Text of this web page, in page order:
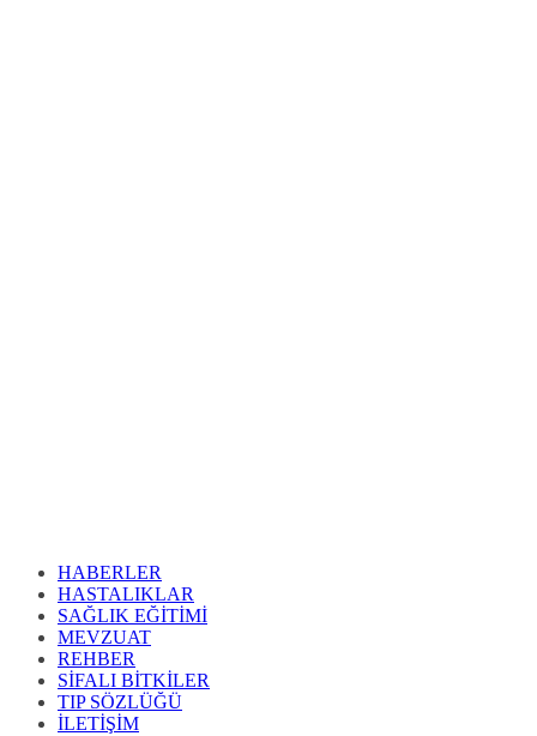
HABERLER
HASTALIKLAR
SAĞLIK EĞİTİMİ
MEVZUAT
REHBER
SİFALI BİTKİLER
TIP SÖZLÜĞÜ
İLETİŞİM